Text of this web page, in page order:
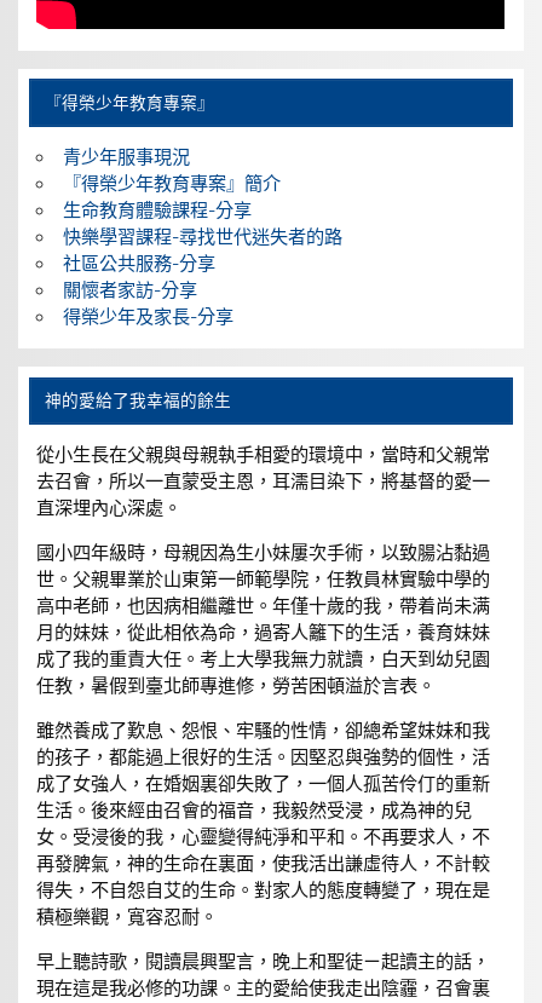
『得榮少年教育專案』
青少年服事現況
『得榮少年教育專案』簡介
生命教育體驗課程-分享
快樂學習課程-尋找世代迷失者的路
社區公共服務-分享
關懷者家訪-分享
得榮少年及家長-分享
神的愛給了我幸福的餘生
從小生長在父親與母親執手相愛的環境中，當時和父親常
去召會，所以一直蒙受主恩，耳濡目染下，將基督的愛一
直深埋內心深處。
國小四年級時，母親因為生小妹屢次手術，以致腸沾黏過
世。父親畢業於山東第一師範學院，任教員林實驗中學的
高中老師，也因病相繼離世。年僅十歲的我，帶着尚未满
月的妹妹，從此相依為命，過寄人籬下的生活，養育妹妹
成了我的重責大任。考上大學我無力就讀，白天到幼兒園
任教，暑假到臺北師專進修，勞苦困頓溢於言表。
雖然養成了歎息、怨恨、牢騷的性情，卻總希望妹妹和我
的孩子，都能過上很好的生活。因堅忍與強勢的個性，活
成了女強人，在婚姻裏卻失敗了，一個人孤苦伶仃的重新
生活。後來經由召會的福音，我毅然受浸，成為神的兒
女。受浸後的我，心靈變得純淨和平和。不再要求人，不
再發脾氣，神的生命在裏面，使我活出謙虛待人，不計較
得失，不自怨自艾的生命。對家人的態度轉變了，現在是
積極樂觀，寬容忍耐。
早上聽詩歌，閱讀晨興聖言，晚上和聖徒ㄧ起讀主的話，
現在這是我必修的功課。主的愛給使我走出陰霾，召會裏